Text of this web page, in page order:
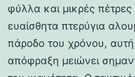
φύλλα και μικρές
ευαίσθητα πτερύγια
πάροδο του χρόνου,
απόφραξη μειώνει